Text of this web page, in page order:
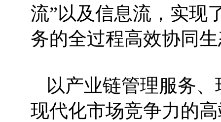
流”以及信息流，实现
务的全过程高效协同
以产业链管理服务
现代化市场竞争力的